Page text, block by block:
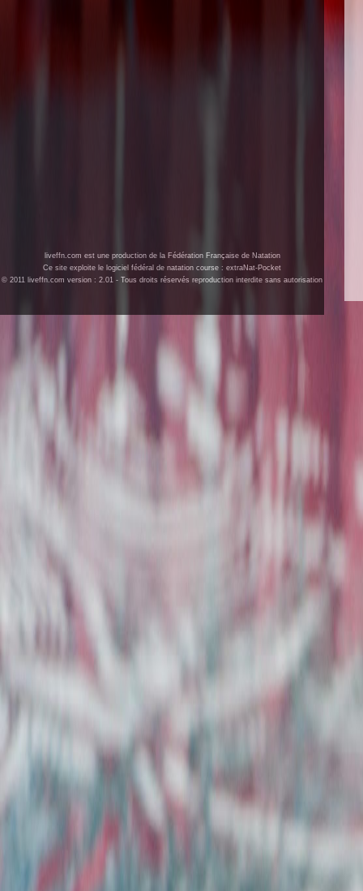
liveffn.com est une production de la Fédération Française de Natation
Ce site exploite le logiciel fédéral de natation course : extraNat-Pocket
© 2011 liveffn.com version : 2.01 - Tous droits réservés reproduction interdite sans autorisation